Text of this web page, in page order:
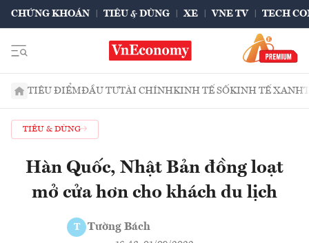
CHỨNG KHOÁN TIÊU & DÙNG XE VNE TV TECH
TIÊU ĐIỂMĐẦU TƯTÀI CHÍNHKINH TẾ SỐKINH TẾ XANH
TIÊU & DÙNG
Hàn Quốc, Nhật Bản đồng loạt
mở cửa hơn cho khách du lịch
T Tường Bách